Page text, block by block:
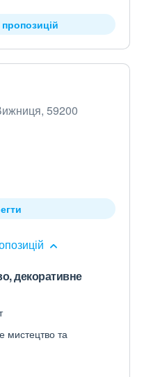
59200
декоративне
мистецтво та